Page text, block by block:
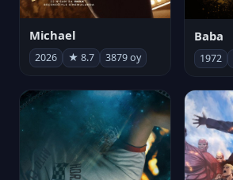
Michael
2026 ★ 8.7 3879 oy
Baba
1972